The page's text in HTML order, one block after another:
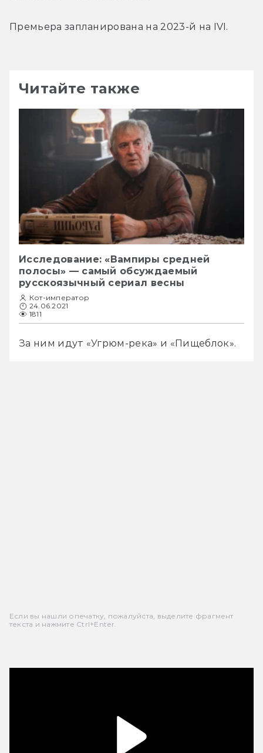
Премьера запланирована на 2023-й на IVI.
Читайте также
Исследование: «Вампиры средней
полосы» — самый обсуждаемый
русскоязычный сериал весны
Кот-император
24.06.2021
1811
За ним идут «Угрюм-река» и «Пищеблок».
Если вы нашли опечатку, пожалуйста, выделите фрагмент
текста и нажмите Ctrl+Enter.